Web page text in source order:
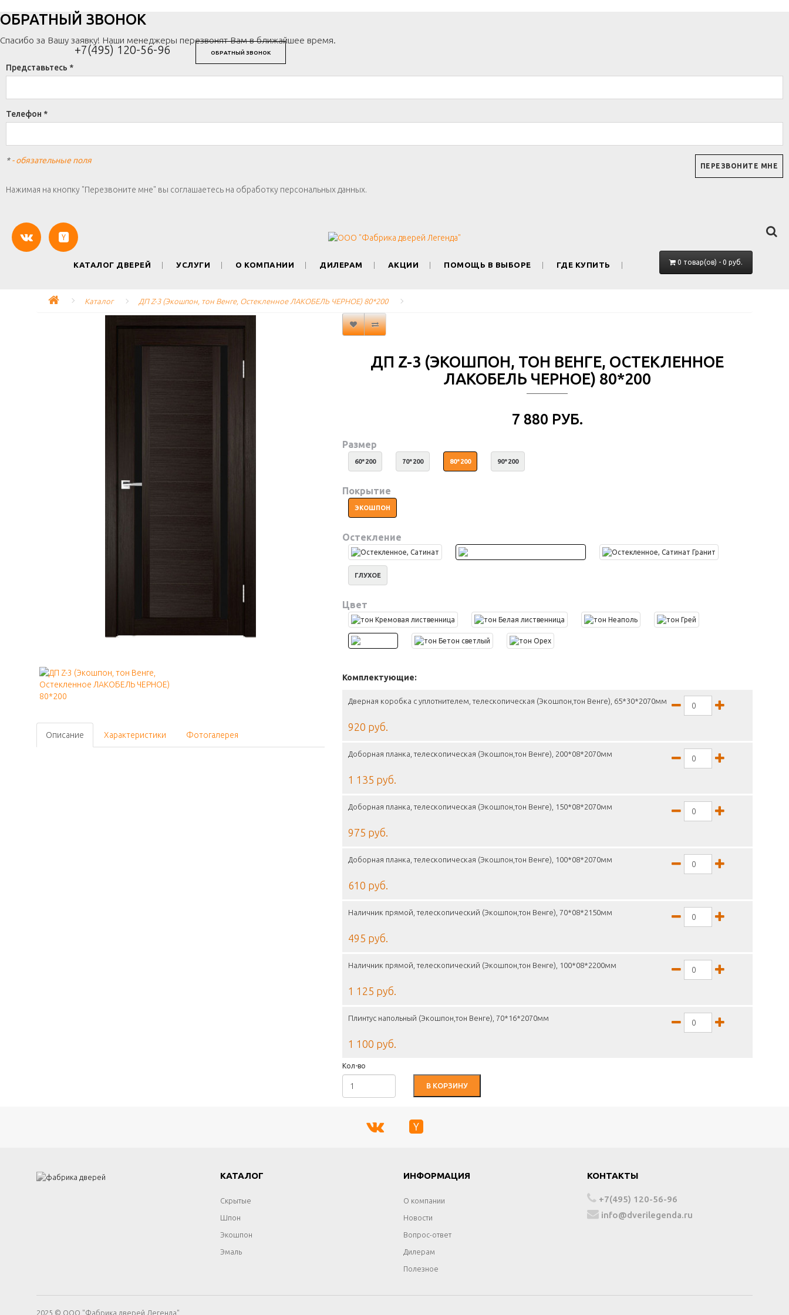
+7(495) 120-56-96 ОБРАТНЫЙ ЗВОНОК
ОБРАТНЫЙ ЗВОНОК
Спасибо за Вашу заявку! Наши менеджеры перезвонят Вам в ближайшее время.
Представьтесь *
Телефон *
*- обязательные поля
Нажимая на кнопку "Перезвоните мне" вы соглашаетесь на обработку персональных данных.
КАТАЛОГ ДВЕРЕЙ УСЛУГИ О КОМПАНИИ ДИЛЕРАМ АКЦИИ ПОМОЩЬ В ВЫБОРЕ ГДЕ КУПИТЬ 0 товар(ов) - 0 руб.
Каталог ДП Z-3 (Экошпон, тон Венге, Остекленное ЛАКОБЕЛЬ ЧЕРНОЕ) 80*200
Описание Характеристики Фотогалерея
ДП Z-3 (ЭКОШПОН, ТОН ВЕНГЕ, ОСТЕКЛЕННОЕ
ЛАКОБЕЛЬ ЧЕРНОЕ) 80*200
7 880 РУБ.
Размер
60*200 70*200 80*200 90*200
Покрытие
ЭКОШПОН
Остекление
ГЛУХОЕ
Цвет
Комплектующие:
Дверная коробка с уплотнителем, телескопическая (Экошпон,тон Венге), 65*30*2070мм
920 руб.
Доборная планка, телескопическая (Экошпон,тон Венге), 200*08*2070мм
1 135 руб.
Доборная планка, телескопическая (Экошпон,тон Венге), 150*08*2070мм
975 руб.
Доборная планка, телескопическая (Экошпон,тон Венге), 100*08*2070мм
610 руб.
Наличник прямой, телескопический (Экошпон,тон Венге), 70*08*2150мм
495 руб.
Наличник прямой, телескопический (Экошпон,тон Венге), 100*08*2200мм
1 125 руб.
Плинтус напольный (Экошпон,тон Венге), 70*16*2070мм
1 100 руб.
Кол-во
В КОРЗИНУ
КАТАЛОГ
Скрытые
Шпон
Экошпон
Эмаль
ИНФОРМАЦИЯ
О компании
Новости
Вопрос-ответ
Дилерам
Полезное
КОНТАКТЫ
+7(495) 120-56-96
info@dverilegenda.ru
2025 © ООО "Фабрика дверей Легенда"